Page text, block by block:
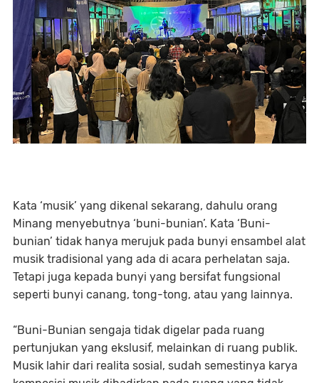
Kata ‘musik’ yang dikenal sekarang, dahulu orang
Minang menyebutnya ‘buni-bunian’. Kata ‘Buni-
bunian’ tidak hanya merujuk pada bunyi ensambel alat
musik tradisional yang ada di acara perhelatan saja.
Tetapi juga kepada bunyi yang bersifat fungsional
seperti bunyi canang, tong-tong, atau yang lainnya.
“Buni-Bunian sengaja tidak digelar pada ruang
pertunjukan yang ekslusif, melainkan di ruang publik.
Musik lahir dari realita sosial, sudah semestinya karya